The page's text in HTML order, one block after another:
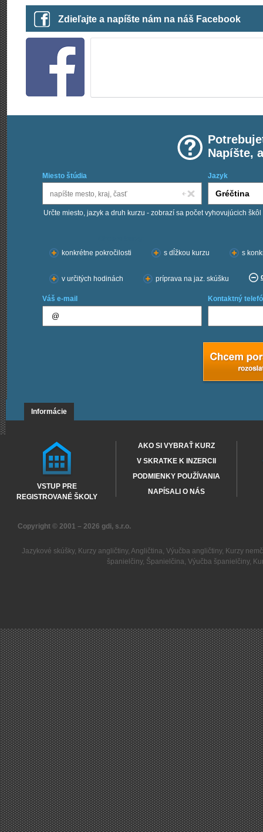
Zdieľajte a napíšte nám na náš Facebook
Napíšte,
Miesto štúdia Jazyk
Určte miesto, jazyk a druh kurzu - zobrazí sa počet vyhovujúcich škôl
konkrétne pokročilosti
s dĺžkou kurzu s
v určitých hodinách príprava na jaz. skúšku
Váš e-mail Kontaktný
Informácie
VSTUP PRE
REGISTROVANÉ ŠKOLY
AKO SI VYBRAŤ KURZ
V SKRATKE K INZERCII
PODMIENKY POUŽÍVANIA
NAPÍSALI O NÁS
Copyright © 2001 – 2026 gdi, s.r.o.
Jazykové skúšky, Kurzy angličtiny, Angličtina, Výučba angličtiny, Kurzy
španielčiny, Španielčina, Výučba španielčiny,